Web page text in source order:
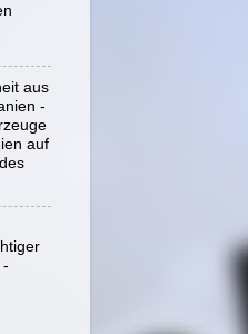
aus
-
auf